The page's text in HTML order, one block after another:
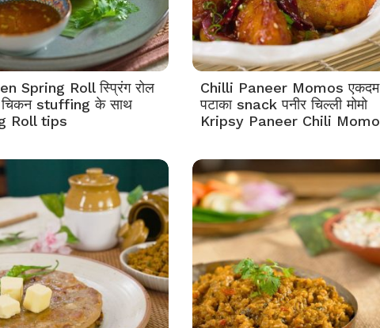
Spring Roll स्प्रिंग रोल
चिकन stuffing के साथ
Roll tips
Chilli Paneer Momos एकदम
पटाका snack पनीर चिल्ली मोमो
Kripsy Paneer Chili Momo